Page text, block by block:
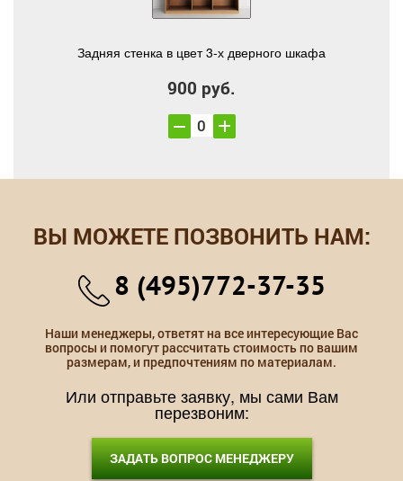
Задняя стенка в цвет 3-х дверного шкафа
900 руб.
ВЫ МОЖЕТЕ ПОЗВОНИТЬ НАМ:
8 (495)772-37-35
Наши менеджеры, ответят на все интересующие Вас
вопросы и помогут рассчитать стоимость по вашим
размерам, и предпочтениям по материалам.
Или отправьте заявку, мы сами Вам
перезвоним:
ЗАДАТЬ ВОПРОС МЕНЕДЖЕРУ